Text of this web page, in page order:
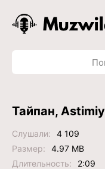
Тайпан,
Слушали:
4 109
Размер:
4.97 MB
Длительность:
2:09